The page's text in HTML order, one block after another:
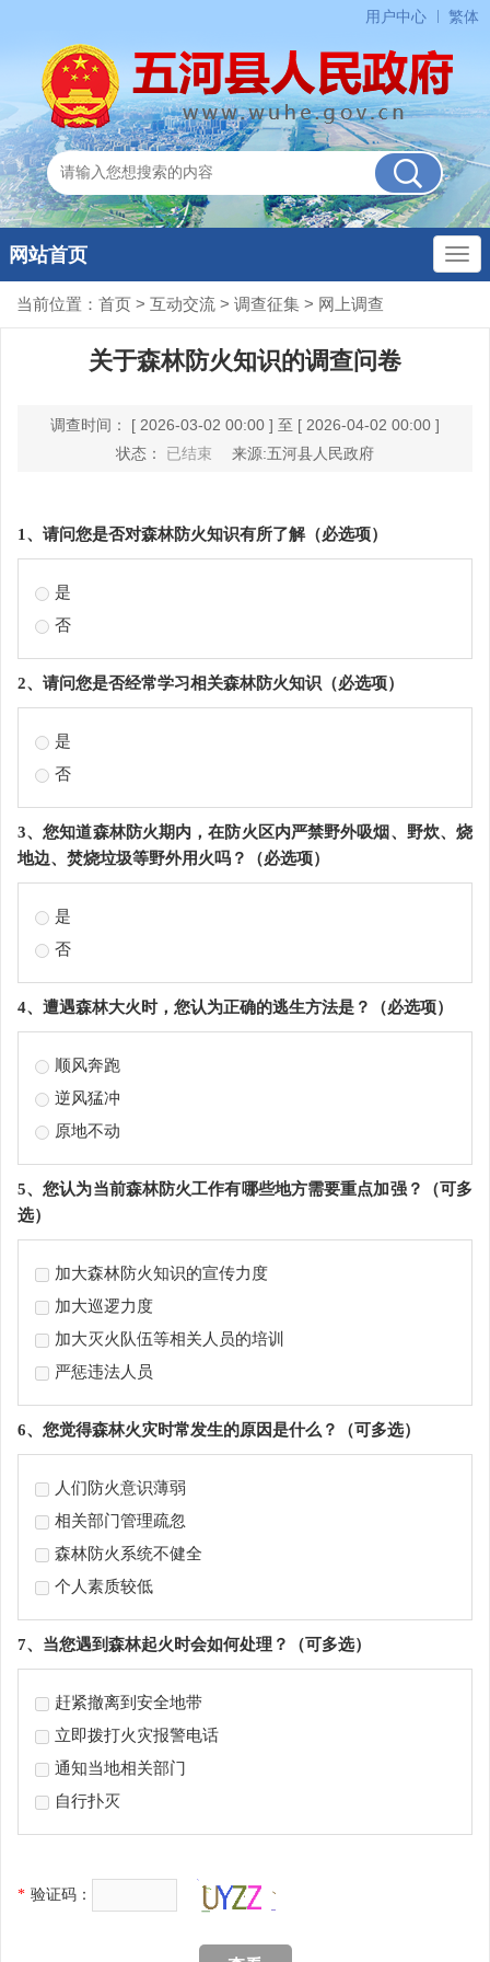
用户中心 繁体
网站首页
当前位置： 首页 > 互动交流 > 调查征集 > 网上调查
关于森林防火知识的调查问卷
调查时间： [ 2026-03-02 00:00 ] 至 [ 2026-04-02 00:00 ]
状态： 已结束 来源:五河县人民政府
1、请问您是否对森林防火知识有所了解（必选项）
是
否
2、请问您是否经常学习相关森林防火知识（必选项）
是
否
3、您知道森林防火期内，在防火区内严禁野外吸烟、野炊、烧
地边、焚烧垃圾等野外用火吗？（必选项）
是
否
4、遭遇森林大火时，您认为正确的逃生方法是？（必选项）
顺风奔跑
逆风猛冲
原地不动
5、您认为当前森林防火工作有哪些地方需要重点加强？（可多
选）
加大森林防火知识的宣传力度
加大巡逻力度
加大灭火队伍等相关人员的培训
严惩违法人员
6、您觉得森林火灾时常发生的原因是什么？（可多选）
人们防火意识薄弱
相关部门管理疏忽
森林防火系统不健全
个人素质较低
7、当您遇到森林起火时会如何处理？（可多选）
赶紧撤离到安全地带
立即拨打火灾报警电话
通知当地相关部门
自行扑灭
* 验证码：